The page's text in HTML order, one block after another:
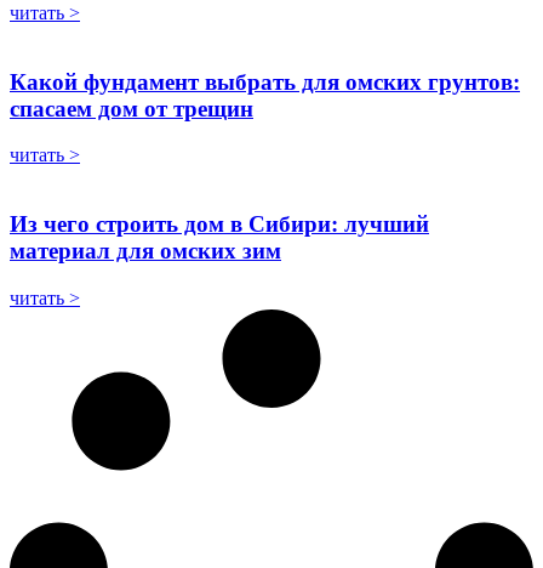
читать >
Какой фундамент выбрать для омских грунтов:
спасаем дом от трещин
читать >
Из чего строить дом в Сибири: лучший
материал для омских зим
читать >